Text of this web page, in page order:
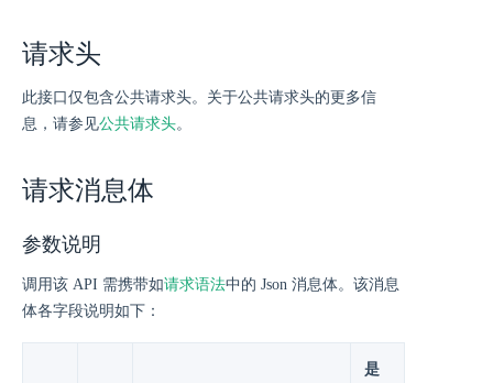
请求头
此接口仅包含公共请求头。关于公共请求头的更多信
息，请参见公共请求头。
请求消息体
参数说明
调用该 API 需携带如请求语法中的 Json 消息体。该消息
体各字段说明如下：
是